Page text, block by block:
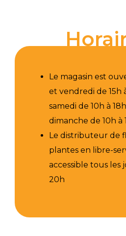
Le magasin est
et vendredi de 15h
samedi de 10h à
dimanche de 10h à
Le distributeur de
plantes en libre-
accessible tous les
20h